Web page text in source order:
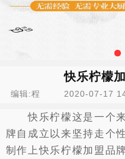
快乐柠檬
编辑:程 2020-07-17
快乐柠檬这是一个来
牌自成立以来坚持走个
制作上快乐柠檬加盟品